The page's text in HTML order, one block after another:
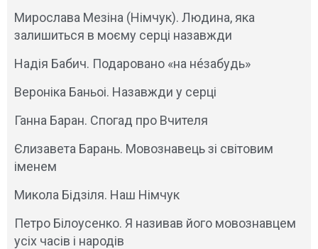
Мирослава Мезіна (Німчук). Людина, яка
залишиться в моєму серці назавжди
Надія Бабич. Подаровано «на нéзабудь»
Вероніка Баньоі. Назавжди у серці
Ганна Баран. Спогад про Вчителя
Єлизавета Барань. Мовознавець зі світовим
іменем
Микола Бідзіля. Наш Німчук
Петро Білоусенко. Я називав його мовознавцем
усіх часів і народів